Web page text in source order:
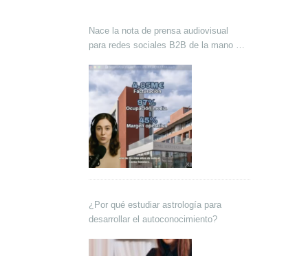
Nace la nota de prensa audiovisual
para redes sociales B2B de la mano de
¿Por qué estudiar astrología para
desarrollar el autoconocimiento?